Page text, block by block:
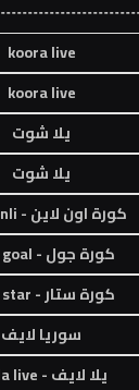
koora live
koora live
يلا شوت
يلا شوت
كورة اون لاين - kora onli
كورة جول - kora goal
كورة ستار - kora star
سوريا لايف
يلا لايف - yalla live